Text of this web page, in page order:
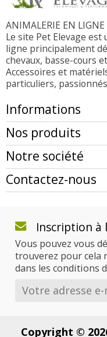
ANIMALERIE EN
Le site Pet Elevage est
ligne principalement
chevaux, basse-cours
Accessoires et
particuliers,
Informations
Nos produits
Notre société
Contactez-nous
Inscription à
Vous pouvez vous
trouverez pour cela
dans les conditions
Copyright ©